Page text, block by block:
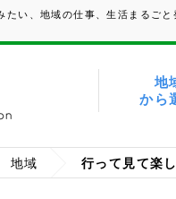
たい、地域の仕事、生活まるごと
地
から
地域 行って見て楽